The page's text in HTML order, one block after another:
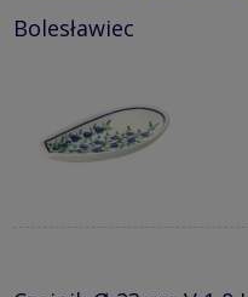
Bolesławiec